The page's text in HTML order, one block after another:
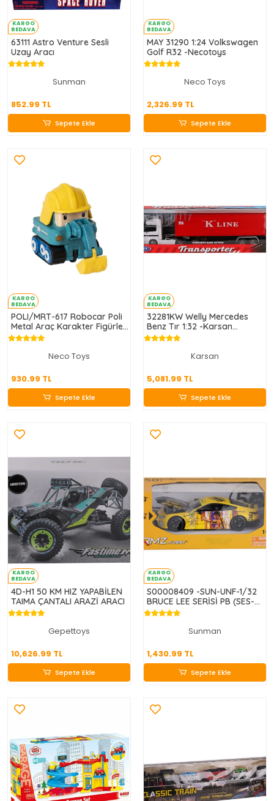
KARGO
BEDAVA
63111 Astro Venture Sesli
Uzay Aracı
Sunman
852.99 TL
852.99 TL
Sepete Ekle
KARGO
BEDAVA
MAY 31290 1:24 Volkswagen
Golf R32 -Necotoys
Neco Toys
2,326.99 TL
2,326.99 TL
Sepete Ekle
Sepete Ekle
KARGO
BEDAVA
POLI/MRT-617 Robocar Poli
Metal Araç Karakter Figürler
Asorti
Neco Toys
930.99 TL
930.99 TL
Sepete Ekle
KARGO
BEDAVA
32281KW Welly Mercedes
Benz Tır 1:32 -Karsan
Oyuncak
Karsan
5,081.99 TL
5,081.99 TL
Sepete Ekle
Sepete Ekle
KARGO
BEDAVA
4D-H1 50 KM HIZ YAPABİLEN
TAIMA ÇANTALI ARAZİ ARACI
Gepettoys
10,626.99 TL
10,626.99 TL
Sepete Ekle
Sepete Ekle
KARGO
BEDAVA
S00008409 -SUN-UNF-1/32
BRUCE LEE SERİSİ PB (SES-
IŞIK) 5A 24D
Sunman
1,430.99 TL
1,430.99 TL
Sepete Ekle
Sepete Ekle